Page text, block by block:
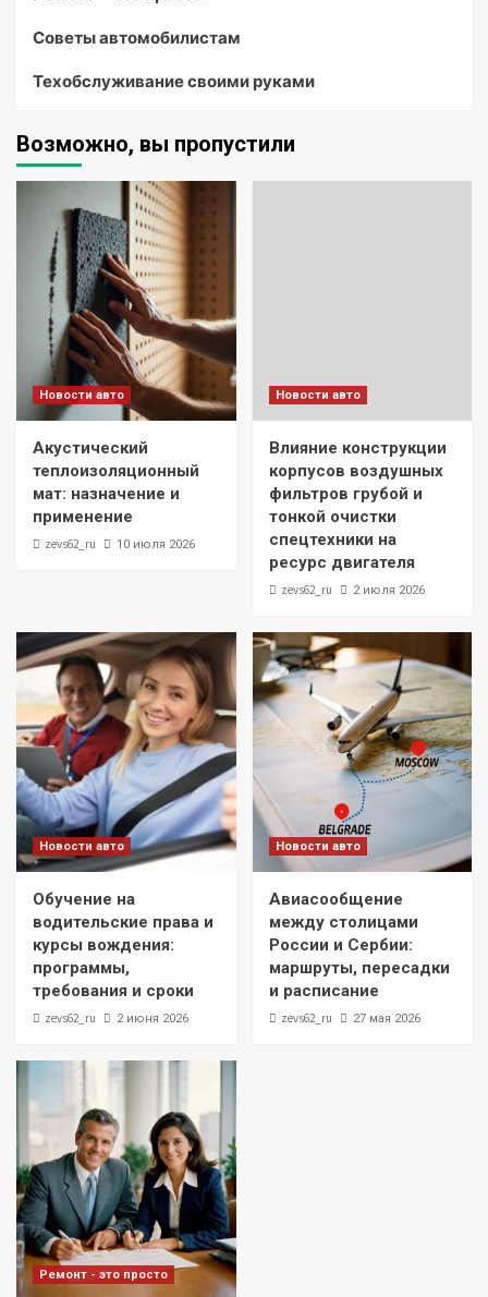
Советы автомобилистам
Техобслуживание своими руками
Возможно, вы пропустили
Новости авто
Акустический
теплоизоляционный
мат: назначение и
применение
zevs62_ru 10 июля 2026
Новости авто
Влияние конструкции
корпусов воздушных
фильтров грубой и
тонкой очистки
спецтехники на
ресурс двигателя
zevs62_ru 2 июля 2026
Новости авто
Обучение на
водительские права и
курсы вождения:
программы,
требования и сроки
zevs62_ru 2 июня 2026
Новости авто
Авиасообщение
между столицами
России и Сербии:
маршруты, пересадки
и расписание
zevs62_ru 27 мая 2026
Ремонт - это просто